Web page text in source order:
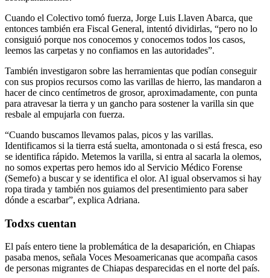
Cuando el Colectivo tomó fuerza, Jorge Luis Llaven Abarca, que
entonces también era Fiscal General, intentó dividirlas, “pero no lo
consiguió porque nos conocemos y conocemos todos los casos,
leemos las carpetas y no confiamos en las autoridades”.
También investigaron sobre las herramientas que podían conseguir
con sus propios recursos como las varillas de hierro, las mandaron a
hacer de cinco centímetros de grosor, aproximadamente, con punta
para atravesar la tierra y un gancho para sostener la varilla sin que
resbale al empujarla con fuerza.
“Cuando buscamos llevamos palas, picos y las varillas.
Identificamos si la tierra está suelta, amontonada o si está fresca, eso
se identifica rápido. Metemos la varilla, si entra al sacarla la olemos,
no somos expertas pero hemos ido al Servicio Médico Forense
(Semefo) a buscar y se identifica el olor. Al igual observamos si hay
ropa tirada y también nos guiamos del presentimiento para saber
dónde a escarbar”, explica Adriana.
Todxs cuentan
El país entero tiene la problemática de la desaparición, en Chiapas
pasaba menos, señala Voces Mesoamericanas que acompaña casos
de personas migrantes de Chiapas desparecidas en el norte del país.